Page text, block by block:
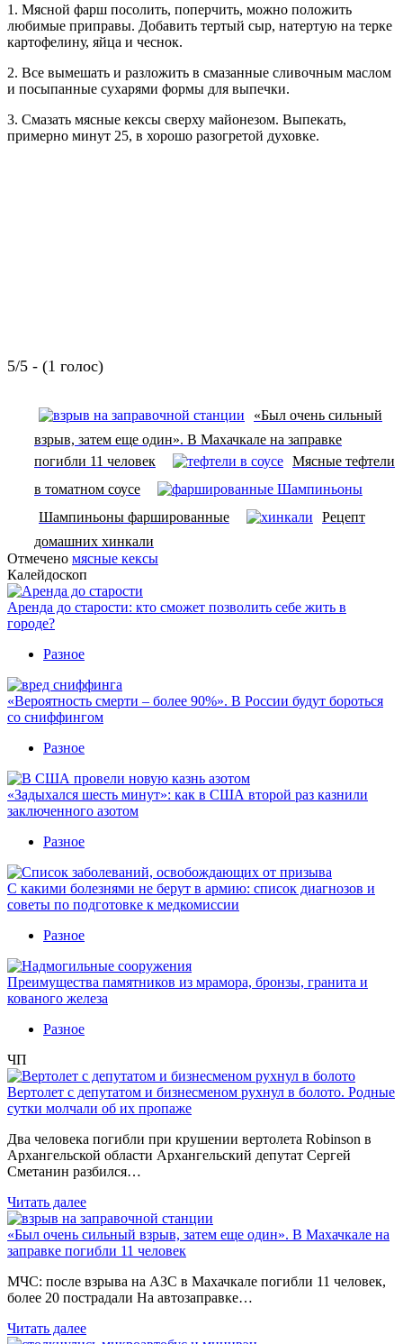
1. Мясной фарш посолить, поперчить, можно положить
любимые приправы. Добавить тертый сыр, натертую на терке
картофелину, яйца и чеснок.
2. Все вымешать и разложить в смазанные сливочным маслом
и посыпанные сухарями формы для выпечки.
3. Смазать мясные кексы сверху майонезом. Выпекать,
примерно минут 25, в хорошо разогретой духовке.
5/5 - (1 голос)
«Был очень сильный
взрыв, затем еще один». В Махачкале на заправке
погибли 11 человек
Мясные тефтели
в томатном соусе
Шампиньоны фаршированные
Рецепт
домашних хинкали
Отмечено мясные кексы
Калейдоскоп
Аренда до старости: кто сможет позволить себе жить в
городе?
Разное
«Вероятность смерти – более 90%». В России будут бороться
со сниффингом
Разное
«Задыхался шесть минут»: как в США второй раз казнили
заключенного азотом
Разное
С какими болезнями не берут в армию: список диагнозов и
советы по подготовке к медкомиссии
Разное
Преимущества памятников из мрамора, бронзы, гранита и
кованого железа
Разное
ЧП
Вертолет с депутатом и бизнесменом рухнул в болото. Родные
сутки молчали об их пропаже
Два человека погибли при крушении вертолета Robinson в
Архангельской области Архангельский депутат Сергей
Сметанин разбился…
Читать далее
«Был очень сильный взрыв, затем еще один». В Махачкале на
заправке погибли 11 человек
МЧС: после взрыва на АЗС в Махачкале погибли 11 человек,
более 20 пострадали На автозаправке…
Читать далее